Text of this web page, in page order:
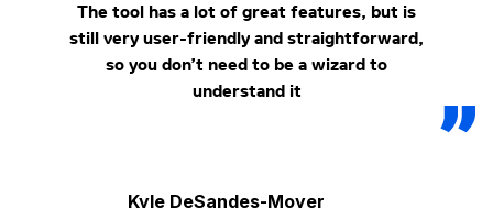
The tool has a lot of great features, but is
still very user-friendly and straightforward,
so you don’t need to be a wizard to
understand it
Kyle DeSandes-Moyer